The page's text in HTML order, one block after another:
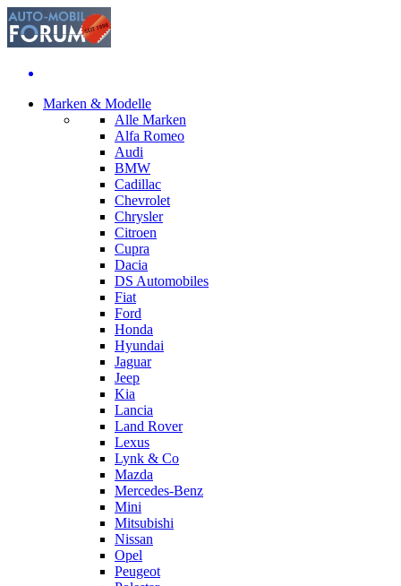
Marken & Modelle
Alle Marken
Alfa Romeo
Audi
BMW
Cadillac
Chevrolet
Chrysler
Citroen
Cupra
Dacia
DS Automobiles
Fiat
Ford
Honda
Hyundai
Jaguar
Jeep
Kia
Lancia
Land Rover
Lexus
Lynk & Co
Mazda
Mercedes-Benz
Mini
Mitsubishi
Nissan
Opel
Peugeot